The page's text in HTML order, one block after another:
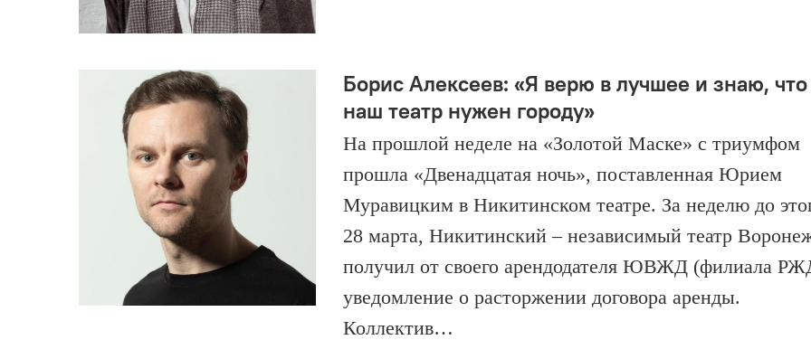
Борис Алексеев: «Я верю в лучшее и знаю, что
наш театр нужен городу»
На прошлой неделе на «Золотой Маске» с триумфом
прошла «Двенадцатая ночь», поставленная Юрием
Муравицким в Никитинском театре. За неделю до
28 марта, Никитинский – независимый театр
получил от своего арендодателя ЮВЖД (филиала
уведомление о расторжении договора аренды.
Коллектив…